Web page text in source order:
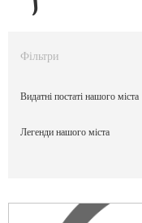
Фільтри
Видатні постаті нашого міста
Легенди нашого міста